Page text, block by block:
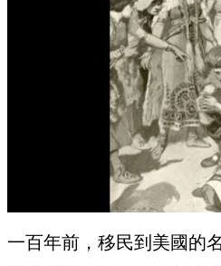
一百年前，移民到美國的